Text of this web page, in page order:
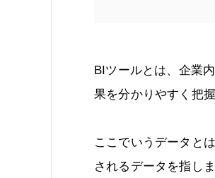
BIツールとは、企業
果を分かりやすく把
ここでいうデータと
されるデータを指し